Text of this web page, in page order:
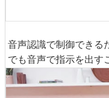
音声認識で制御できる
でも音声で指示を出